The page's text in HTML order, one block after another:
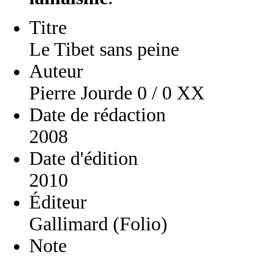
Titre
Le Tibet sans peine
Auteur
Pierre Jourde 0 / 0 XX
Date de rédaction
2008
Date d'édition
2010
Éditeur
Gallimard (Folio)
Note